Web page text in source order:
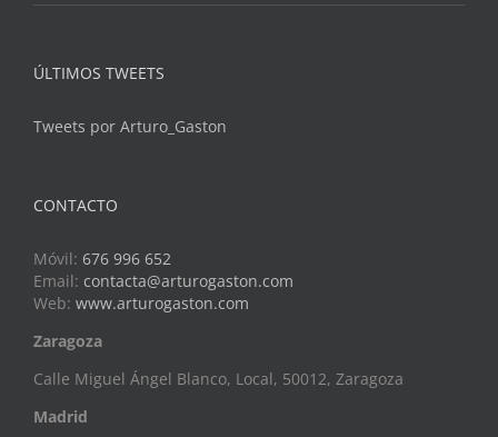
ÚLTIMOS TWEETS
Tweets por Arturo_Gaston
CONTACTO
Móvil: 676 996 652
Email: contacta@arturogaston.com
Web: www.arturogaston.com
Zaragoza
Calle Miguel Ángel Blanco, Local, 50012, Zaragoza
Madrid